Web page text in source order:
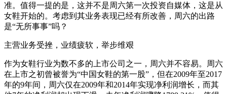
准。值得一提的是，这并不是周六第一次投资自媒体，这是从
女鞋开始的。考虑到其业务表现已经有所改善，周六的出路
是“无所事事”吗？
主营业务受挫，业绩疲软，举步维艰
作为女鞋行业为数不多的上市公司之一，周六并不容易。周六
在上市之初曾被誉为“中国女鞋的第一股”，但在2009年至2017
年的9年间，周六仅在2009年和2014年实现净利润增长，而其